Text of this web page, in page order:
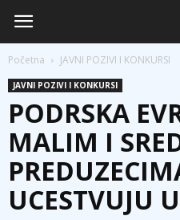
Početna JAVNI POZIVI I KONKURSI
JAVNI POZIVI I KONKURSI
PODRSKA
MALIM I
UCESTVUJU